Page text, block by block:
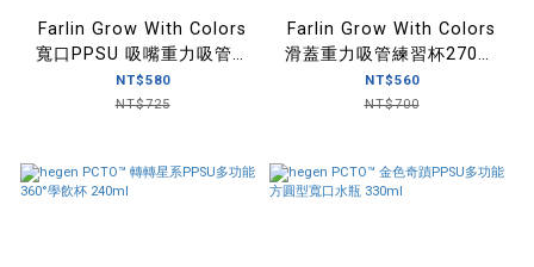
Farlin Grow With Colors
寬口PPSU 吸嘴重力吸管練
習杯270ml ( 防逆流設計
6M+適用)
NT$580
NT$725
Farlin Grow With Colors
滑蓋重力吸管練習杯270ml
(6M+適用)
NT$560
NT$700